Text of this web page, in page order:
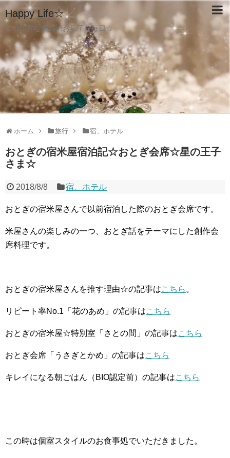
Happy Life☆
葉山に住む主婦のお菓子な毎日☆
ホーム 旅行 宿、ホテル
おとぎの宿米屋宿泊記☆おとぎ会席☆星の王子
さま☆
2018/8/8 宿、ホテル
おとぎの宿米屋さんで以前宿泊した際のおとぎ会席です。
米屋さんの楽しみの一つ、おとぎ話をテーマにした創作会
席料理です。
おとぎの宿米屋さんを推す理由☆の記事はこちら 。
リピート率No.1「花のあめ」の記事はこちら
おとぎの宿米屋☆特別室「さとの間」の記事はこちら
おとぎ会席「うさぎとかめ」の記事はこちら
キレイになる朝ごはん（BIO認定前）の記事はこちら
この時は個室スタイルのお食事処でいただきました。